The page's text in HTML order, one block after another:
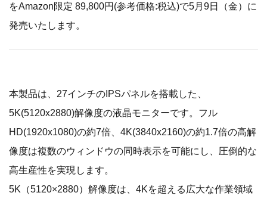
をAmazon限定 89,800円(参考価格:税込)で5月9日（金）に
発売いたします。
本製品は、27インチのIPSパネルを搭載した、
5K(5120x2880)解像度の液晶モニターです。フル
HD(1920x1080)の約7倍、4K(3840x2160)の約1.7倍の高解
像度は複数のウィンドウの同時表示を可能にし、圧倒的な
高生産性を実現します。
5K（5120×2880）解像度は、4Kを超える広大な作業領域